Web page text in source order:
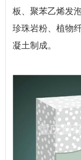
板、聚苯乙烯发
珍珠岩粉、植物
凝土制成。